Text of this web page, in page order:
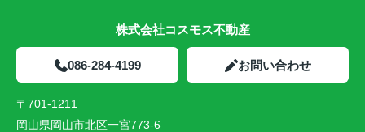
株式会社コスモス不動産
086-284-4199 お問い合わせ
〒701-1211
岡山県岡山市北区一宮773-6